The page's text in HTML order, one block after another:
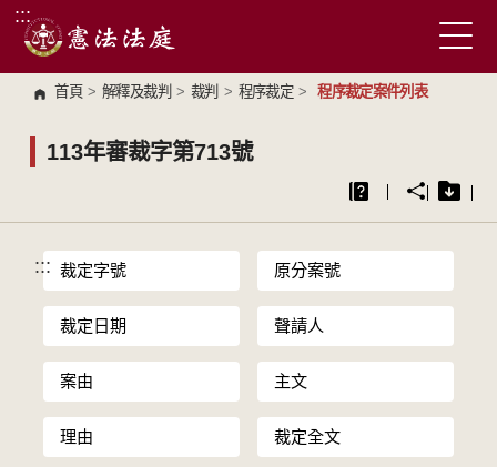
跳到主要內容區塊
:::
首頁 > 解釋及裁判 > 裁判 > 程序裁定 > 程序裁定案件列表
113年審裁字第713號
::: 裁定字號 原分案號
裁定日期 聲請人
案由 主文
理由 裁定全文